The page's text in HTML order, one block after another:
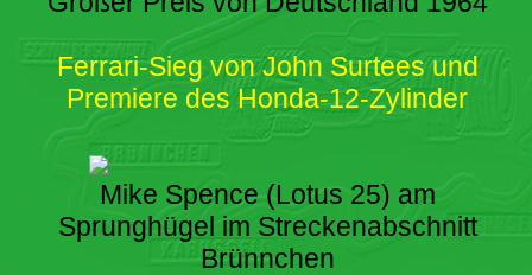
Ferrari-Sieg von John Surtees und
Premiere des Honda-12-Zylinder
Mike Spence (Lotus 25) am
Sprunghügel im Streckenabschnitt
Brünnchen